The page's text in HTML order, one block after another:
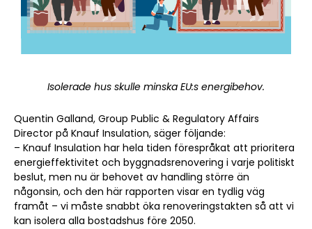
Isolerade hus skulle minska EU:s energibehov.
Quentin Galland, Group Public & Regulatory Affairs
Director på Knauf Insulation, säger följande:
– Knauf Insulation har hela tiden förespråkat att prioritera
energieffektivitet och byggnadsrenovering i varje politiskt
beslut, men nu är behovet av handling större än
någonsin, och den här rapporten visar en tydlig väg
framåt – vi måste snabbt öka renoveringstakten så att vi
kan isolera alla bostadshus före 2050.